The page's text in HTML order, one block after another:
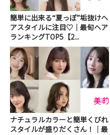
簡単に出来る“夏っぽ”垢抜けヘ
アスタイルに注目♡｜最旬ヘア
ランキングTOP5【2...
ナチュラルカラーと簡単くびれ
スタイルが盛りだくさん！｜最